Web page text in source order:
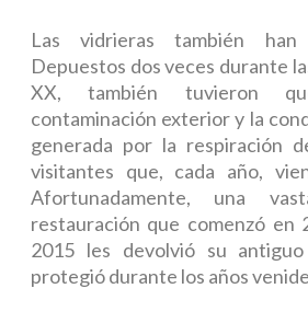
Las vidrieras también han
Depuestos dos veces durante
XX, también tuvieron
contaminación exterior y la
generada por la respiración
visitantes que, cada año,
Afortunadamente, una
restauración que comenzó en
2015 les devolvió su
protegió durante los años